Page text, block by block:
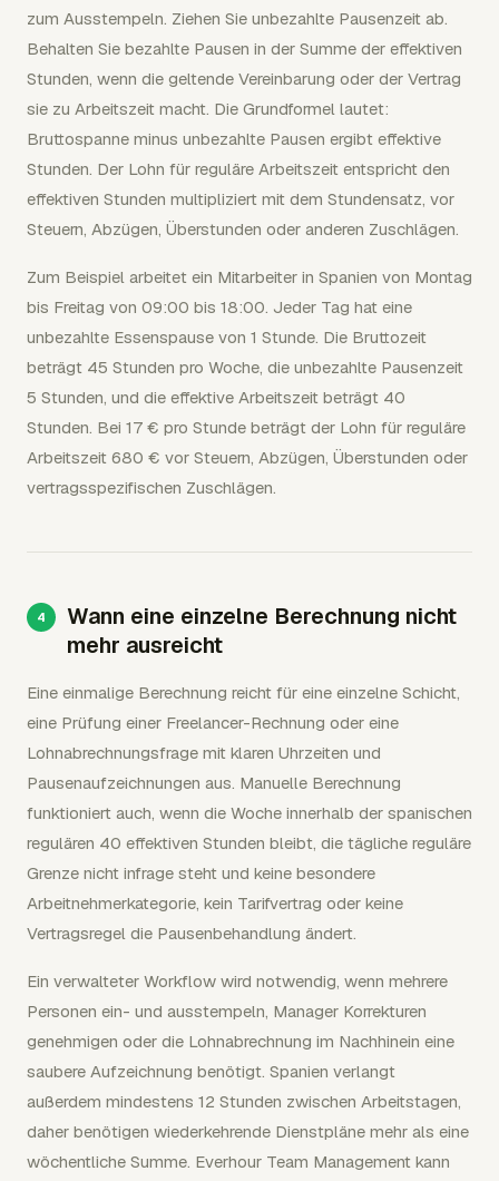
zum Ausstempeln. Ziehen Sie unbezahlte Pausenzeit ab.
Behalten Sie bezahlte Pausen in der Summe der effektiven
Stunden, wenn die geltende Vereinbarung oder der Vertrag
sie zu Arbeitszeit macht. Die Grundformel lautet:
Bruttospanne minus unbezahlte Pausen ergibt effektive
Stunden. Der Lohn für reguläre Arbeitszeit entspricht den
effektiven Stunden multipliziert mit dem Stundensatz, vor
Steuern, Abzügen, Überstunden oder anderen Zuschlägen.
Zum Beispiel arbeitet ein Mitarbeiter in Spanien von Montag
bis Freitag von 09:00 bis 18:00. Jeder Tag hat eine
unbezahlte Essenspause von 1 Stunde. Die Bruttozeit
beträgt 45 Stunden pro Woche, die unbezahlte Pausenzeit
5 Stunden, und die effektive Arbeitszeit beträgt 40
Stunden. Bei 17 € pro Stunde beträgt der Lohn für reguläre
Arbeitszeit 680 € vor Steuern, Abzügen, Überstunden oder
vertragsspezifischen Zuschlägen.
Wann eine einzelne Berechnung nicht
mehr ausreicht
Eine einmalige Berechnung reicht für eine einzelne Schicht,
eine Prüfung einer Freelancer-Rechnung oder eine
Lohnabrechnungsfrage mit klaren Uhrzeiten und
Pausenaufzeichnungen aus. Manuelle Berechnung
funktioniert auch, wenn die Woche innerhalb der spanischen
regulären 40 effektiven Stunden bleibt, die tägliche reguläre
Grenze nicht infrage steht und keine besondere
Arbeitnehmerkategorie, kein Tarifvertrag oder keine
Vertragsregel die Pausenbehandlung ändert.
Ein verwalteter Workflow wird notwendig, wenn mehrere
Personen ein- und ausstempeln, Manager Korrekturen
genehmigen oder die Lohnabrechnung im Nachhinein eine
saubere Aufzeichnung benötigt. Spanien verlangt
außerdem mindestens 12 Stunden zwischen Arbeitstagen,
daher benötigen wiederkehrende Dienstpläne mehr als eine
wöchentliche Summe. Everhour Team Management kann